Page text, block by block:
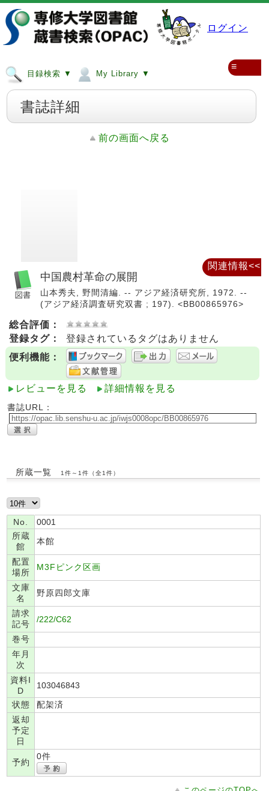
ログイン
目録検索 ▼ My Library ▼
≡
書誌詳細
前の画面へ戻る
中国農村革命の展開
山本秀夫, 野間清編. -- アジア経済研究所, 1972. --
(アジア経済調査研究双書 ; 197). <BB00865976>
総合評価：
登録タグ：
登録されているタグはありません
便利機能：
レビューを見る 詳細情報を見る
書誌URL：
所蔵一覧 1件～1件（全1件）
No.
0001
所蔵
館
本館
配置
場所
M3Fピンク区画
文庫
名
野原四郎文庫
請求
記号
/222/C62
巻号
年月
次
資料I
D
103046843
状態
配架済
返却
予定
日
予約
0件
関連情報<<